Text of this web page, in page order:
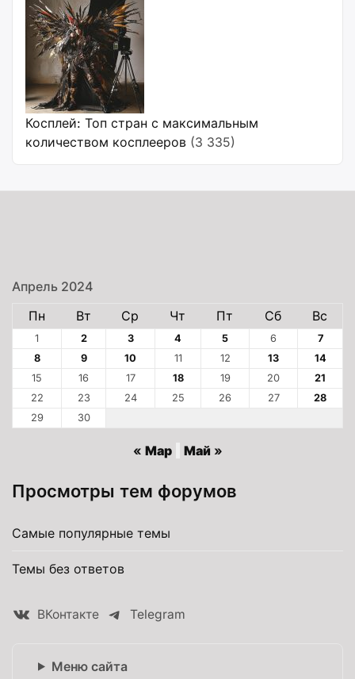
Косплей: Топ стран с максимальным
количеством косплееров (3 335)
Апрель 2024
Пн
Вт Ср Чт Пт Сб Вс
1 2 3 4 5 6
7
8
9 10 11 12 13
14
15
16 17 18 19 20
21
22
23 24 25 26 27
28
29
30
« Мар Май »
Просмотры тем форумов
Самые популярные темы
Темы без ответов
ВКонтакте Telegram
Меню сайта